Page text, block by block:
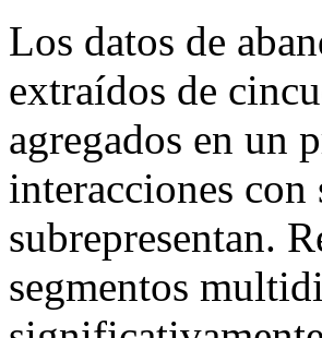
Los datos de
extraídos de
agregados en un
interacciones
subrepresentan.
segmentos